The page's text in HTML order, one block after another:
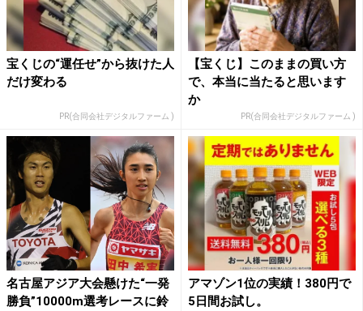
宝くじの“運任せ”から抜けた人
だけ変わる
PR(合同会社デジタルファーム )
【宝くじ】このままの買い方
で、本当に当たると思います
か
PR(合同会社デジタルファーム )
名古屋アジア大会懸けた“一発
勝負”10000m選考レースに鈴
アマゾン1位の実績！380円で
5日間お試し。